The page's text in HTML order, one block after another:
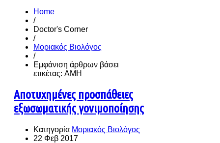
Home
/
Doctor's Corner
/
Μοριακός Βιολόγος
/
Εμφάνιση άρθρων βάσει
ετικέτας: AMH
Αποτυχημένες προσπάθειες
εξωσωματικής γονιμοποίησης
Κατηγορία Μοριακός Βιολόγος
22 Φεβ 2017